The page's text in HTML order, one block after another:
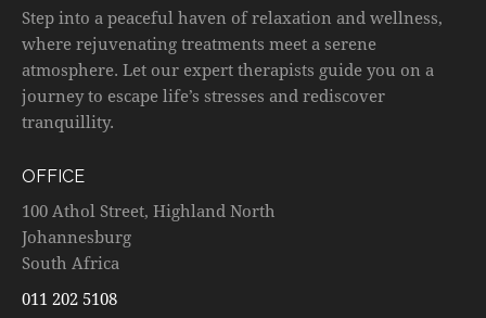
Step into a peaceful haven of relaxation and wellness,
where rejuvenating treatments meet a serene
atmosphere. Let our expert therapists guide you on a
journey to escape life’s stresses and rediscover
tranquillity.
OFFICE
100 Athol Street, Highland North
Johannesburg
South Africa
011 202 5108